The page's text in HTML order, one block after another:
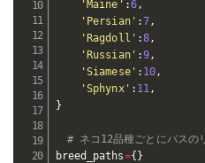
'Maine' :6,
'Persian' :7,
'Ragdoll' :8,
'Russian' :9,
'Siamese' : 10,
'Sphynx' : 11,
}
# ネコ12品種ごとにパスの
breed_paths={ }